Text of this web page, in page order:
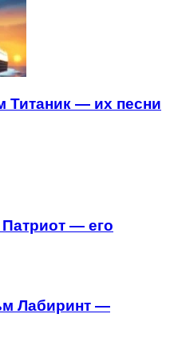
Титаник — их песни
— его
Лабиринт —